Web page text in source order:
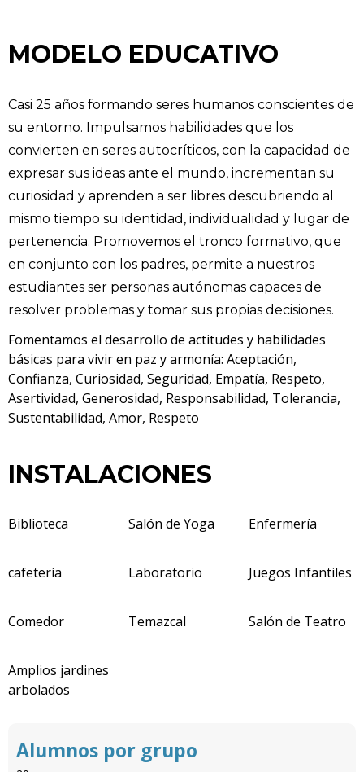
MODELO EDUCATIVO
Casi 25 años formando seres humanos conscientes de
su entorno. Impulsamos habilidades que los
convierten en seres autocríticos, con la capacidad de
expresar sus ideas ante el mundo, incrementan su
curiosidad y aprenden a ser libres descubriendo al
mismo tiempo su identidad, individualidad y lugar de
pertenencia. Promovemos el tronco formativo, que
en conjunto con los padres, permite a nuestros
estudiantes ser personas autónomas capaces de
resolver problemas y tomar sus propias decisiones.
Fomentamos el desarrollo de actitudes y habilidades
básicas para vivir en paz y armonía: Aceptación,
Confianza, Curiosidad, Seguridad, Empatía, Respeto,
Asertividad, Generosidad, Responsabilidad, Tolerancia,
Sustentabilidad, Amor, Respeto
INSTALACIONES
Biblioteca Salón de Yoga Enfermería
cafetería Laboratorio Juegos Infantiles
Comedor Temazcal Salón de Teatro
Amplios jardines
arbolados
Alumnos por grupo